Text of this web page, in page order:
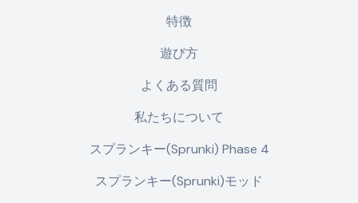
特徴
遊び方
よくある質問
私たちについて
スプランキー(Sprunki) Phase 4
スプランキー(Sprunki)モッド